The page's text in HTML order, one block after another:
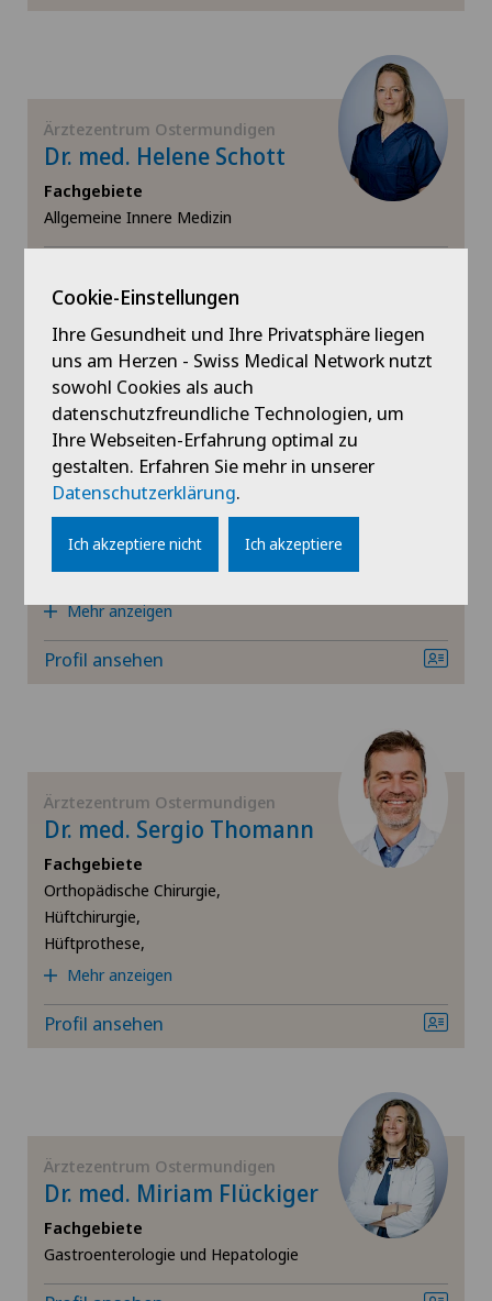
Ärztezentrum Ostermundigen
Dr. med. Helene Schott
Fachgebiete
Allgemeine Innere Medizin
Ärztezentrum Ostermundigen
Dr. med. Andreas J.
Schuster
Fachgebiete
Kniechirurgie,
Kniearthrose (Gonarthrose),
Mehr anzeigen
Profil ansehen
Ärztezentrum Ostermundigen
Dr. med. Sergio Thomann
Fachgebiete
Orthopädische Chirurgie,
Hüftchirurgie,
Hüftprothese,
Mehr anzeigen
Profil ansehen
Ärztezentrum Ostermundigen
Dr. med. Miriam Flückiger
Fachgebiete
Gastroenterologie und Hepatologie
Cookie-Einstellungen
Ihre Gesundheit und Ihre Privatsphäre liegen
uns am Herzen - Swiss Medical Network nutzt
sowohl Cookies als auch
datenschutzfreundliche Technologien, um
Ihre Webseiten-Erfahrung optimal zu
gestalten. Erfahren Sie mehr in unserer
Datenschutzerklärung.
Ich akzeptiere nicht Ich akzeptiere